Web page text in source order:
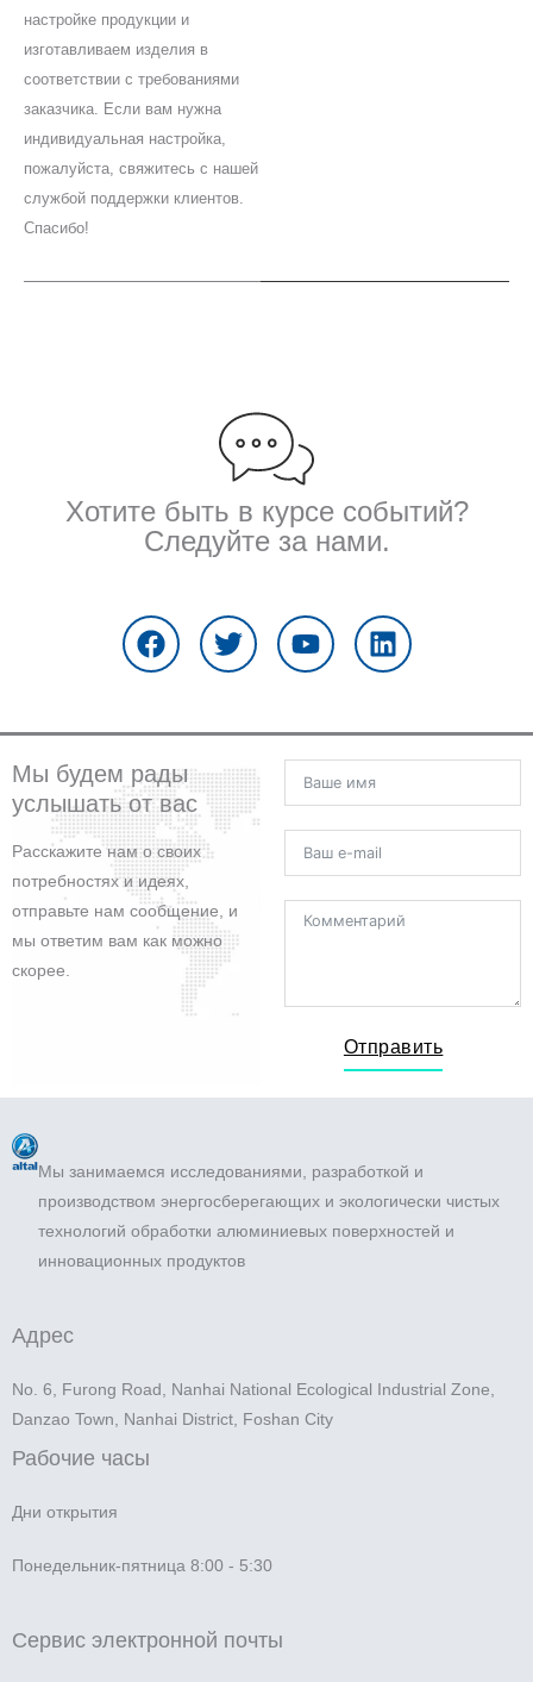
настройке продукции и
изготавливаем изделия в
соответствии с требованиями
заказчика. Если вам нужна
индивидуальная настройка,
пожалуйста, свяжитесь с нашей
службой поддержки клиентов.
Спасибо!
Хотите быть в курсе событий?
Следуйте за нами.
a
c
e
o
o
k
w
i
t
e
r
o
u
t
b
e
i
n
k
d
i
Мы будем рады
услышать от вас
Расскажите нам о своих
потребностях и идеях,
отправьте нам сообщение, и
мы ответим вам как можно
скорее.
Отправить
Мы занимаемся исследованиями, разработкой и
производством энергосберегающих и экологически чистых
технологий обработки алюминиевых поверхностей и
инновационных продуктов
Адрес
No. 6, Furong Road, Nanhai National Ecological Industrial Zone,
Danzao Town, Nanhai District, Foshan City
Рабочие часы
Дни открытия
Понедельник-пятница 8:00 - 5:30
Сервис электронной почты